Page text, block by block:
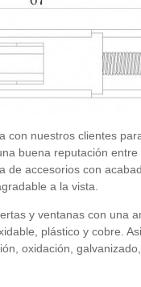
con nuestros clientes
buena reputación
de accesorios con
a la vista.
y ventanas con una
plástico y cobre.
oxidación,